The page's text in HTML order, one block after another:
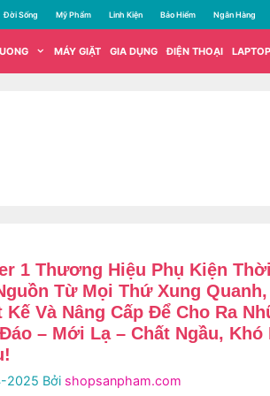
Đời Sống Mỹ Phẩm Linh Kiện Bảo Hiểm Ngân Hàng
MÁY GIẶT GIA DỤNG ĐIỆN THOẠI LAPTOP
1 Thương Hiệu Phụ Kiện
Từ Mọi Thứ Xung
Và Nâng Cấp Để Cho Ra
– Mới Lạ – Chất Ngầu, Khó
2025 Bởi shopsanpham.com